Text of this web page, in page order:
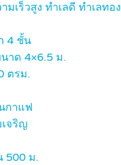
เร็วสูง ทำเลดี ทำเลทอง
4 ชั้น
าด 4×6.5 ม.
ตรม.
กาแฟ
จริญ
500 ม.